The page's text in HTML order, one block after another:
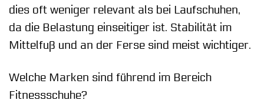
dies oft weniger relevant als bei Laufschuhen,
da die Belastung einseitiger ist. Stabilität im
Mittelfuß und an der Ferse sind meist wichtiger.
Welche Marken sind führend im Bereich
Fitnessschuhe?